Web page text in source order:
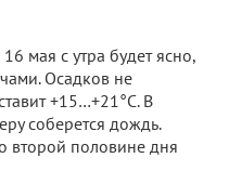
16 мая с утра будет ясно,
Осадков не
+15…+21°С. В
соберется дождь.
второй половине дня